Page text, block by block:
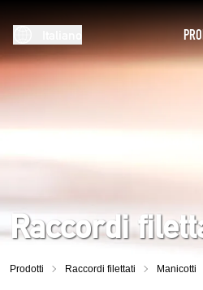
Raccordi
Prodotti Raccordi filettati Manicotti